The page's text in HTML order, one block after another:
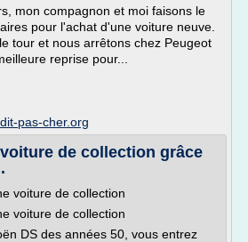
mon compagnon et moi faisons le
pour l'achat d'une voiture neuve.
tour et nous arrêtons chez Peugeot
reprise pour...
pas-cher.org
de collection grâce
voiture de collection
voiture de collection
DS des années 50, vous entrez